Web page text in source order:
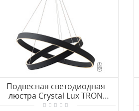
Подвесная светодиодная
люстра Crystal Lux TRON
SP123W LED BLACK